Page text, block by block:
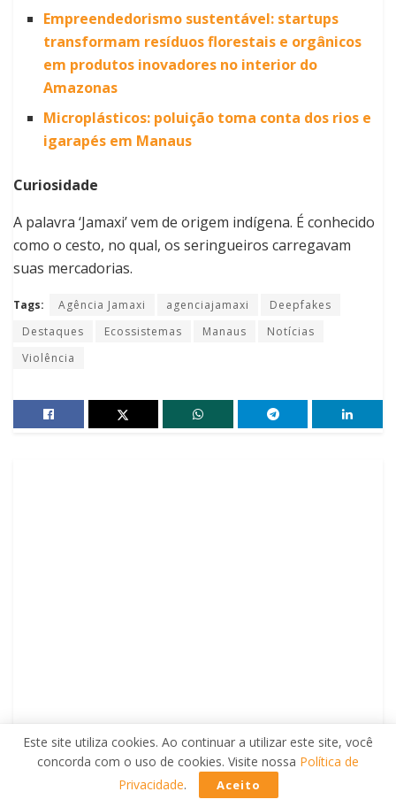
Empreendedorismo sustentável: startups
transformam resíduos florestais e orgânicos
em produtos inovadores no interior do
Amazonas
Microplásticos: poluição toma conta dos rios e
igarapés em Manaus
Curiosidade
A palavra ‘Jamaxi’ vem de origem indígena. É conhecido
como o cesto, no qual, os seringueiros carregavam
suas mercadorias.
Tags: Agência Jamaxi agenciajamaxi
Deepfakes
Destaques
Ecossistemas Manaus
Notícias
Violência
Este site utiliza cookies. Ao continuar a utilizar este site, você
concorda com o uso de cookies. Visite nossa Política de
Privacidade. Aceito